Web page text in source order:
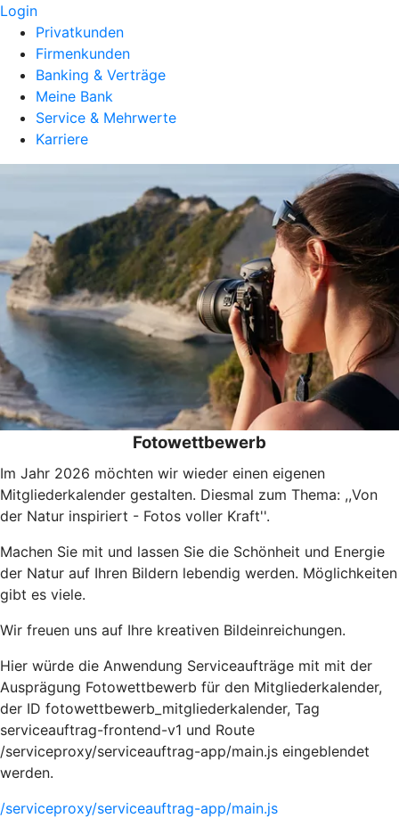
Login
Privatkunden
Firmenkunden
Banking & Verträge
Meine Bank
Service & Mehrwerte
Karriere
Fotowettbewerb
Im Jahr 2026 möchten wir wieder einen eigenen
Mitgliederkalender gestalten. Diesmal zum Thema: ,,Von
der Natur inspiriert - Fotos voller Kraft''.
Machen Sie mit und lassen Sie die Schönheit und Energie
der Natur auf Ihren Bildern lebendig werden. Möglichkeiten
gibt es viele.
Wir freuen uns auf Ihre kreativen Bildeinreichungen.
Hier würde die Anwendung Serviceaufträge mit mit der
Ausprägung Fotowettbewerb für den Mitgliederkalender,
der ID fotowettbewerb_mitgliederkalender, Tag
serviceauftrag-frontend-v1 und Route
/serviceproxy/serviceauftrag-app/main.js eingeblendet
werden.
/serviceproxy/serviceauftrag-app/main.js